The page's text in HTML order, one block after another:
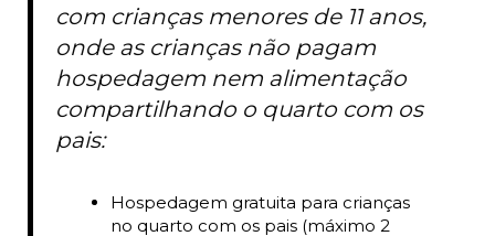
com crianças menores de 11 anos,
onde as crianças não pagam
hospedagem nem alimentação
compartilhando o quarto com os
pais:
Hospedagem gratuita para crianças
no quarto com os pais (máximo 2